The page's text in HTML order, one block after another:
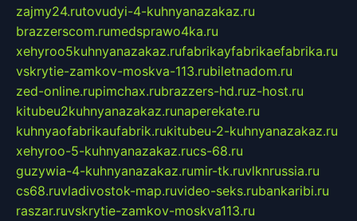
zajmy24.rutovudyi-4-kuhnyanazakaz.ru
brazzerscom.rumedsprawo4ka.ru
xehyroo5kuhnyanazakaz.rufabrikayfabrikaefabrika.ru
vskrytie-zamkov-moskva-113.rubiletnadom.ru
zed-online.rupimchax.rubrazzers-hd.ruz-host.ru
kitubeu2kuhnyanazakaz.runaperekate.ru
kuhnyaofabrikaufabrik.rukitubeu-2-kuhnyanazakaz.ru
xehyroo-5-kuhnyanazakaz.rucs-68.ru
guzywia-4-kuhnyanazakaz.rumir-tk.ruvlknrussia.ru
cs68.ruvladivostok-map.ruvideo-seks.rubankaribi.ru
raszar.ruvskrytie-zamkov-moskva113.ru